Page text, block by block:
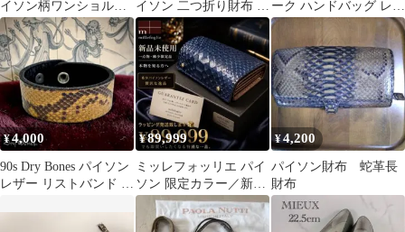
イソン柄ワンショルダ
ー Aトート未使用美品
イソン 二つ折り財布 が
ま口 金具付き 金運
ーク ハンドバッグ レザ
ー パイソン
¥4,000
90s Dry Bones パイソン
レザー リストバンド レ
¥89,999
ミッレフォッリエ パイ
ソン 限定カラー／新品
未使用／フリースピリ
ッツ限定
¥4,200
パイソン財布 蛇革長
財布